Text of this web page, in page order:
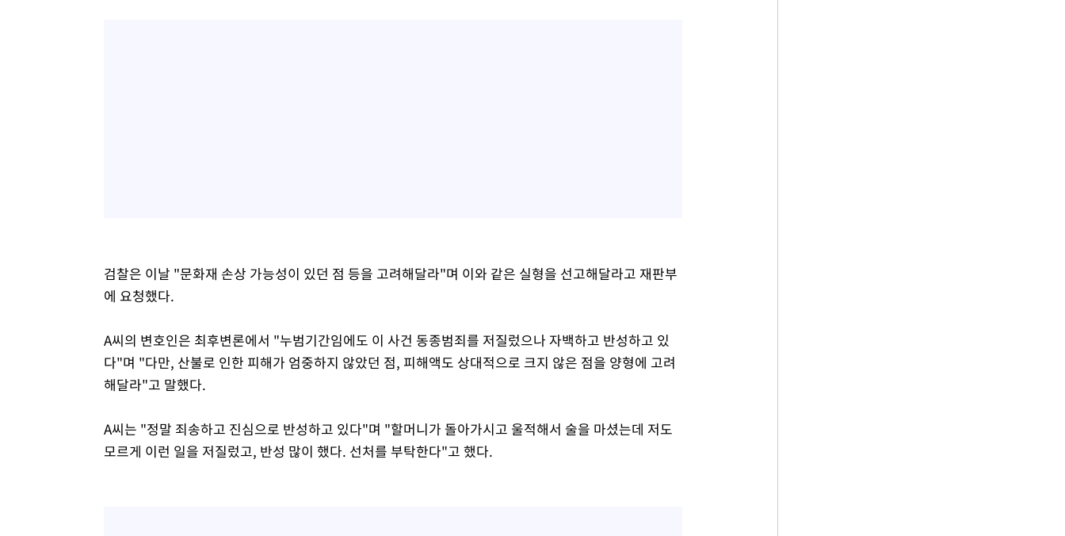
검찰은 이날 "문화재 손상 가능성이 있던 점 등을 고려해달라"며 이와 같은 실형을 선고해달라고 재판부
에 요청했다.
A씨의 변호인은 최후변론에서 "누범기간임에도 이 사건 동종범죄를 저질렀으나 자백하고 반성하고 있
다"며 "다만, 산불로 인한 피해가 엄중하지 않았던 점, 피해액도 상대적으로 크지 않은 점을 양형에 고려
해달라"고 말했다.
A씨는 "정말 죄송하고 진심으로 반성하고 있다"며 "할머니가 돌아가시고 울적해서 술을 마셨는데 저도
모르게 이런 일을 저질렀고, 반성 많이 했다. 선처를 부탁한다"고 했다.